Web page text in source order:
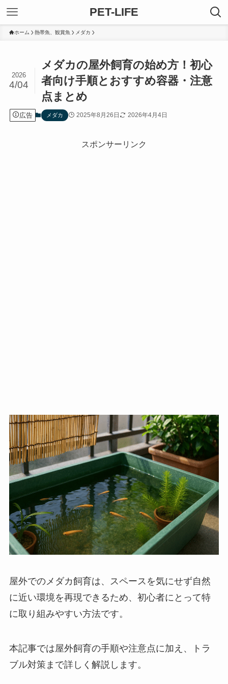
PET-LIFE
ホーム 熱帯魚、観賞魚 メダカ
メダカの屋外飼育の始め方！初心
者向け手順とおすすめ容器・注意
点まとめ
2026
4/04
広告 メダカ 2025年8月26日 2026年4月4日
スポンサーリンク
屋外でのメダカ飼育は、スペースを気にせず自然
に近い環境を再現できるため、初心者にとって特
に取り組みやすい方法です。
本記事では屋外飼育の手順や注意点に加え、トラ
ブル対策まで詳しく解説します。